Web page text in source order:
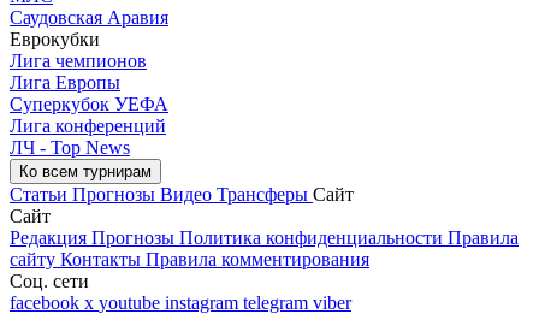
Саудовская Аравия
Еврокубки
Лига чемпионов
Лига Европы
Суперкубок УЕФА
Лига конференций
ЛЧ - Top News
Ко всем турнирам
Статьи Прогнозы Видео Трансферы Сайт
Сайт
Редакция Прогнозы Политика конфиденциальности Правила
сайту Контакты Правила комментирования
Соц. сети
facebook x youtube instagram telegram viber